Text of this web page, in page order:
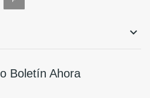

Boletín Ahora